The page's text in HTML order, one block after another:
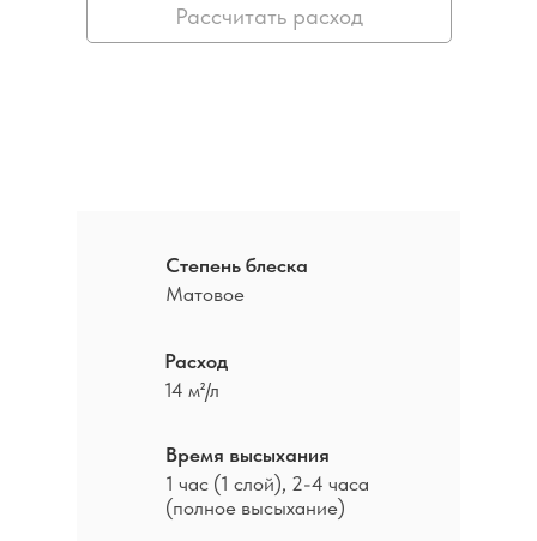
Рассчитать расход
Степень блеска
Матовое
Расход
14 м²/л
Время высыхания
1 час (1 слой), 2-4 часа
(полное высыхание)